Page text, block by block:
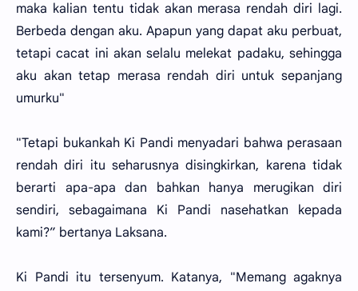
maka kalian tentu tidak akan merasa rendah diri lagi.
Berbeda dengan aku. Apapun yang dapat aku perbuat,
tetapi cacat ini akan selalu melekat padaku, sehingga
aku akan tetap merasa rendah diri untuk sepanjang
umurku"
"Tetapi bukankah Ki Pandi menyadari bahwa perasaan
rendah diri itu seharusnya disingkirkan, karena tidak
berarti apa-apa dan bahkan hanya merugikan diri
sendiri, sebagaimana Ki Pandi nasehatkan kepada
kami?” bertanya Laksana.
Ki Pandi itu tersenyum. Katanya, "Memang agaknya